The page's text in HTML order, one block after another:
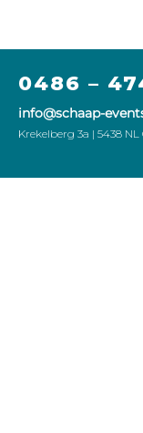
0486 –
info@schaap-
Krekelberg 3a | 5438 NL